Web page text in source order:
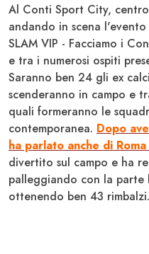
Al Conti Sport City,
andando in scena
SLAM VIP - Facciamo i
e tra i numerosi ospiti
Saranno ben 24 gli ex
scenderanno in campo e
quali formeranno le
contemporanea. Dopo
ha parlato anche di Roma
divertito sul campo e ha
palleggiando con la
ottenendo ben 43 rimbalzi.